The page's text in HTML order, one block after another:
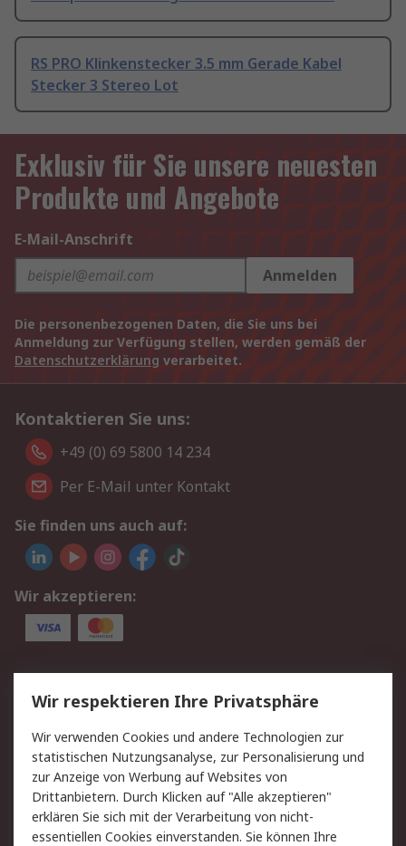
RS PRO Klinkenstecker 3.5 mm Gerade Kabel
Stecker 3 Stereo Lot
Exklusiv für Sie unsere neuesten
Produkte und Angebote
E-Mail-Anschrift
Anmelden
Die personenbezogenen Daten, die Sie uns bei
Anmeldung zur Verfügung stellen, werden gemäß der
Datenschutzerklärung verarbeitet.
Kontaktieren Sie uns:
+49 (0) 69 5800 14 234
Per E-Mail unter Kontakt
Sie finden uns auch auf:
Wir akzeptieren:
Service
Value Added Services
Lieferlösungen
Rücksendungen
Kontakt
Hilfe
Privatkunden
Rechtliches
Wir respektieren Ihre Privatsphäre
Wir verwenden Cookies und andere Technologien zur
statistischen Nutzungsanalyse, zur Personalisierung und
zur Anzeige von Werbung auf Websites von
Drittanbietern. Durch Klicken auf "Alle akzeptieren"
erklären Sie sich mit der Verarbeitung von nicht-
essentiellen Cookies einverstanden. Sie können Ihre